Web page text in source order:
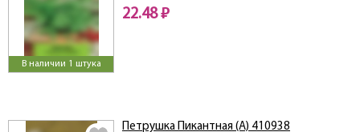
В наличии 1 штука
22.48 ₽
Петрушка Пикантная (А) 410938